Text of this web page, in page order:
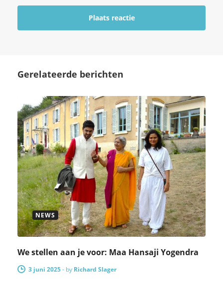
Gerelateerde berichten
NEWS
We stellen aan je voor: Maa Hansaji Yogendra
3 juni 2025- by Richard Slager